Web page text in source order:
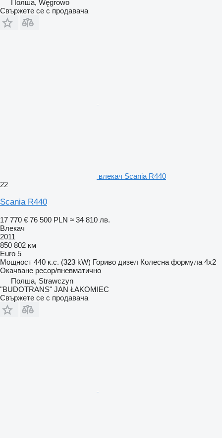
Полша, Węgrowo
Свържете се с продавача
влекач Scania R440
22
Scania R440
17 770 € 76 500 PLN ≈ 34 810 лв.
Влекач
2011
850 802 км
Euro 5
Мощност 440 к.с. (323 kW) Гориво дизел Колесна формула 4x2
Окачване ресор/пневматично
Полша, Strawczyn
"BUDOTRANS" JAN ŁAKOMIEC
Свържете се с продавача